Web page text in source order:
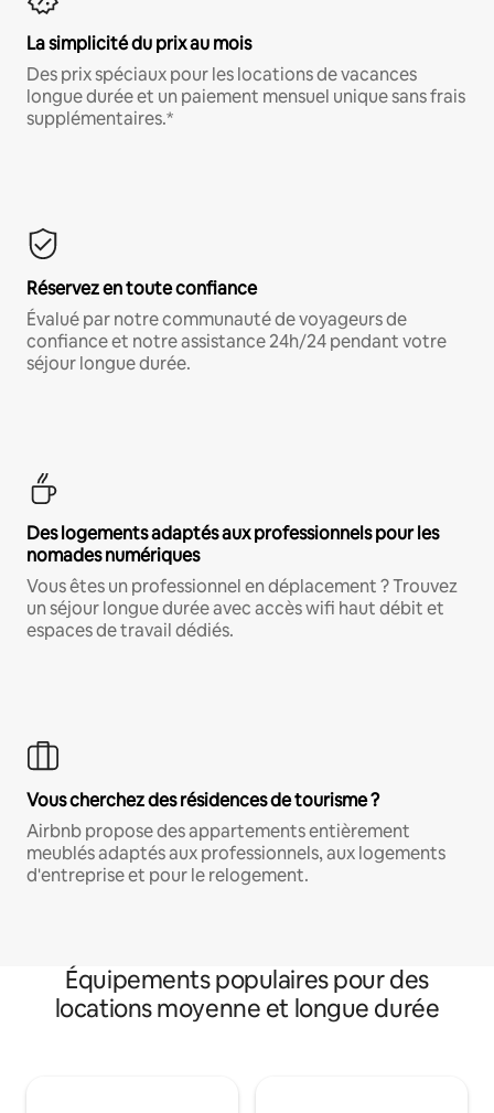
La simplicité du prix au mois
Des prix spéciaux pour les locations de vacances
longue durée et un paiement mensuel unique sans frais
supplémentaires.*
Réservez en toute confiance
Évalué par notre communauté de voyageurs de
confiance et notre assistance 24h/24 pendant votre
séjour longue durée.
Des logements adaptés aux professionnels pour les
nomades numériques
Vous êtes un professionnel en déplacement ? Trouvez
un séjour longue durée avec accès wifi haut débit et
espaces de travail dédiés.
Vous cherchez des résidences de tourisme ?
Airbnb propose des appartements entièrement
meublés adaptés aux professionnels, aux logements
d'entreprise et pour le relogement.
Équipements populaires pour des
locations moyenne et longue durée